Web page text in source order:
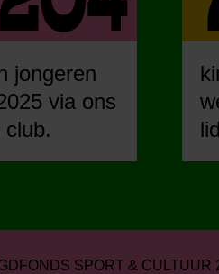
jongeren
via ons
club.
SPORT & CULTUUR